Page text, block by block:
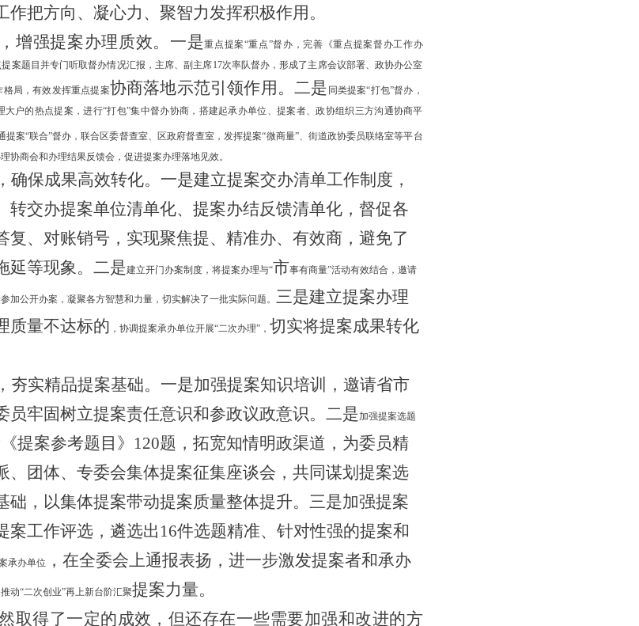
作把方向、 凝心力、聚智力发挥积极作用。
增强提案办理质效。 一是重点提案“重点”督办，完善《重点提案督办工作办
案题目并专门听取督办情况汇报，主席、副主席17次率队督办，形成了主席会议部署、政协办公室
局，有效发挥重点提案协商落地示范引领作用。二是 同类提案“打包”督办，
户的热点提案，进行“打包”集中督办协商，搭建起承办单位、提案者、政协组织三方沟通协商平
提案“联合”督办，联合区委督查室、区政府督查室，发挥提案“微商量”、街道政协委员联络室等平台
协商会和办理结果反馈会，促进提案办理落地见效。
确保成果高效转化。 一是建立提案交办清单工作制度，
转交办提案单位清单化、提案办结反馈清单化， 督促各
复、对账销号，实现聚焦提、精准办、 有效商 ，避免了
等现象。 二是建立开门办案制度，将提案办理与“市事有商量”活动有效结合，邀请
加公开办案，凝聚各方智慧和力量，切实解决了一批实际问题。 三是建立提案办理
质量不达标的 ，协调提案承办单位开展“二次办理”， 切实将提案成果转化
， 夯实精品提案基础。 一是加强提案知识培训，邀请省市
员牢固树立提案责任意识和参政议政意识。 二是加强提案选题
提案参考题目》 120题，拓宽知情明政渠道，为委员精
、团体、专委会集体提案征集座谈会，共同谋划提案选
础，以集体提案带动提案质量整体提升。 三是加强提案
案工作评选，遴选出 16件选题精准、针对性强的提案和
承办单位 ，在全委会上通报表扬，进一步激发提案者和承办
动“二次创业”再上新台阶汇聚提案力量。
取得了一定的成效， 但还存在一些需要加强和改进的方